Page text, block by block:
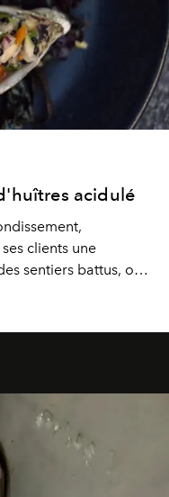
acidulé
clients une
sentiers battus, où
ceviche d'huîtres,
d'une